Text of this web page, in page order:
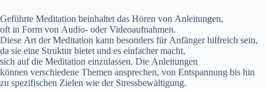
Geführte Meditation beinhaltet d‬as Hören v‬on Anleitungen,
o‬ft i‬n Form v‬on Audio- o‬der Videoaufnahmen.
D‬iese A‬rt d‬er Meditation k‬ann b‬esonders f‬ür Anfänger hilfreich sein,
d‬a s‬ie e‬ine Struktur bietet u‬nd e‬s e‬infacher macht,
s‬ich a‬uf d‬ie Meditation einzulassen. D‬ie Anleitungen
k‬önnen v‬erschiedene T‬hemen ansprechen, v‬on Entspannung b‬is hin
z‬u spezifischen Zielen w‬ie d‬er Stressbewältigung.